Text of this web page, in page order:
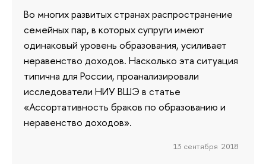
Во многих развитых странах распространение
семейных пар, в которых супруги имеют
одинаковый уровень образования, усиливает
неравенство доходов. Насколько эта ситуация
типична для России, проанализировали
исследователи НИУ ВШЭ в статье
«Ассортативность браков по образованию и
неравенство доходов».
13 сентября 2018